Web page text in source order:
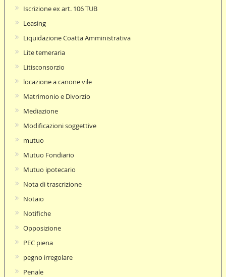
Iscrizione ex art. 106 TUB
Leasing
Liquidazione Coatta Amministrativa
Lite temeraria
Litisconsorzio
locazione a canone vile
Matrimonio e Divorzio
Mediazione
Modificazioni soggettive
mutuo
Mutuo Fondiario
Mutuo ipotecario
Nota di trascrizione
Notaio
Notifiche
Opposizione
PEC piena
pegno irregolare
Penale